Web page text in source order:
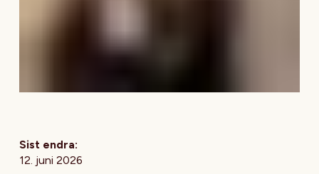
Sist endra:
12. juni 2026